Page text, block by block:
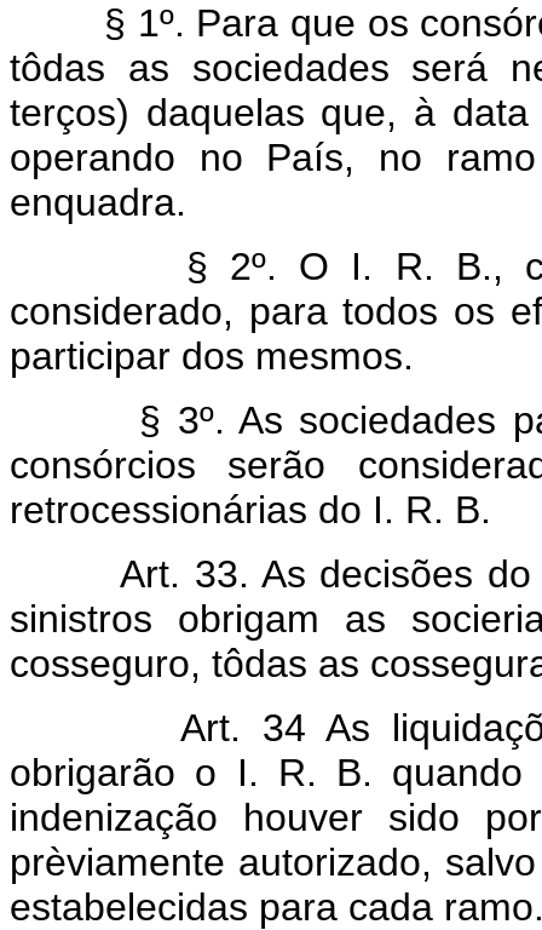
§ 1º. Para que os
tôdas as sociedades será
terços) daquelas que, à
operando no País, no
enquadra.
§ 2º. O I. R. B., como
considerado, para todos os
participar dos mesmos.
§ 3º. As sociedades
consórcios serão
retrocessionárias do I. R. B.
Art. 33. As decisões
sinistros obrigam as
cosseguro, tôdas as
Art. 34 As
obrigarão o I. R. B.
indenização houver sido
prèviamente autorizado,
estabelecidas para cada